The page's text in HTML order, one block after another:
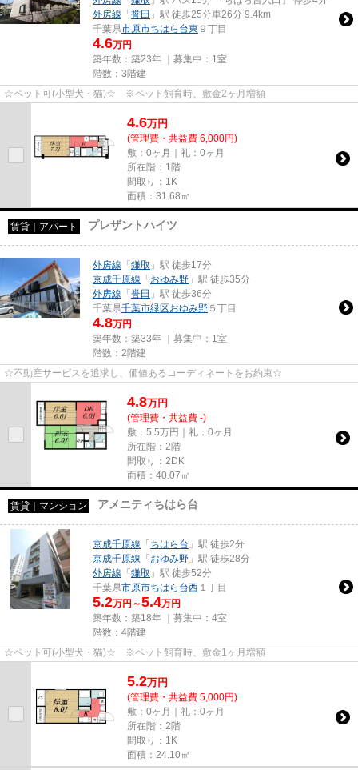
外房線 「 誉田 」駅 徒歩25分車26分 9.4km
千葉県市原市ちはら台東 ９丁目
4.6万円
築年数：築23年 ｜募集中： 1室
階数：3階建
☆ペット可(小型犬・猫)☆ ※ペット飼育時、敷金2ヶ月増額
4.6万円
(管理費・共益費 6,000円)
敷：0ヶ月｜礼：0ヶ月
所在階：1階
間取り：1K
面積：31.68㎡
賃貸｜アパート プレザントハイツ
外房線 「 鎌取 」駅 徒歩17分
京成千原線 「 おゆみ野 」駅 徒歩35分
外房線 「 誉田 」駅 徒歩36分
千葉県千葉市緑区おゆみ野 ５丁目
4.8万円
築年数：築33年 ｜募集中： 1室
階数：2階建
☆不動産サービスを追求し、価値あるコーディネートをお約束☆
4.8万円
(管理費・共益費 -)
敷：5.5万円｜礼：0ヶ月
所在階：2階
間取り：2DK
面積：40.07㎡
賃貸｜マンション アメニティちはら台
京成千原線 「 ちはら台 」駅 徒歩2分
京成千原線 「 おゆみ野 」駅 徒歩28分
外房線 「 鎌取 」駅 徒歩52分
千葉県市原市ちはら台西 １丁目
5.2万円～5.4万円
築年数：築18年 ｜募集中： 4室
階数：4階建
☆ペット可(小型犬・猫)☆ ※ペット飼育時、敷金1ヶ月増額
5.2万円
(管理費・共益費 5,000円)
敷：0ヶ月｜礼：0ヶ月
所在階：2階
間取り：1K
面積：24.10㎡